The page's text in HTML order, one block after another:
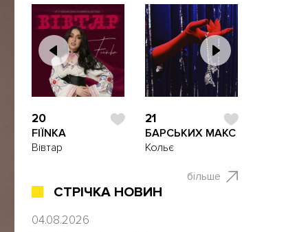
20
FIЇNKA
Вівтар
21
БАРСЬКИХ МАКС
Кольє
більше
СТРІЧКА НОВИН
04.08.2026